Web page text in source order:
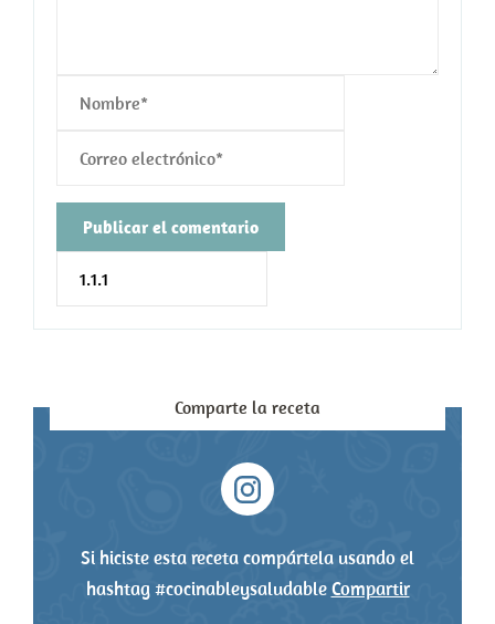
Comparte la receta
Si hiciste esta receta compártela usando el
hashtag #cocinableysaludableCompartir